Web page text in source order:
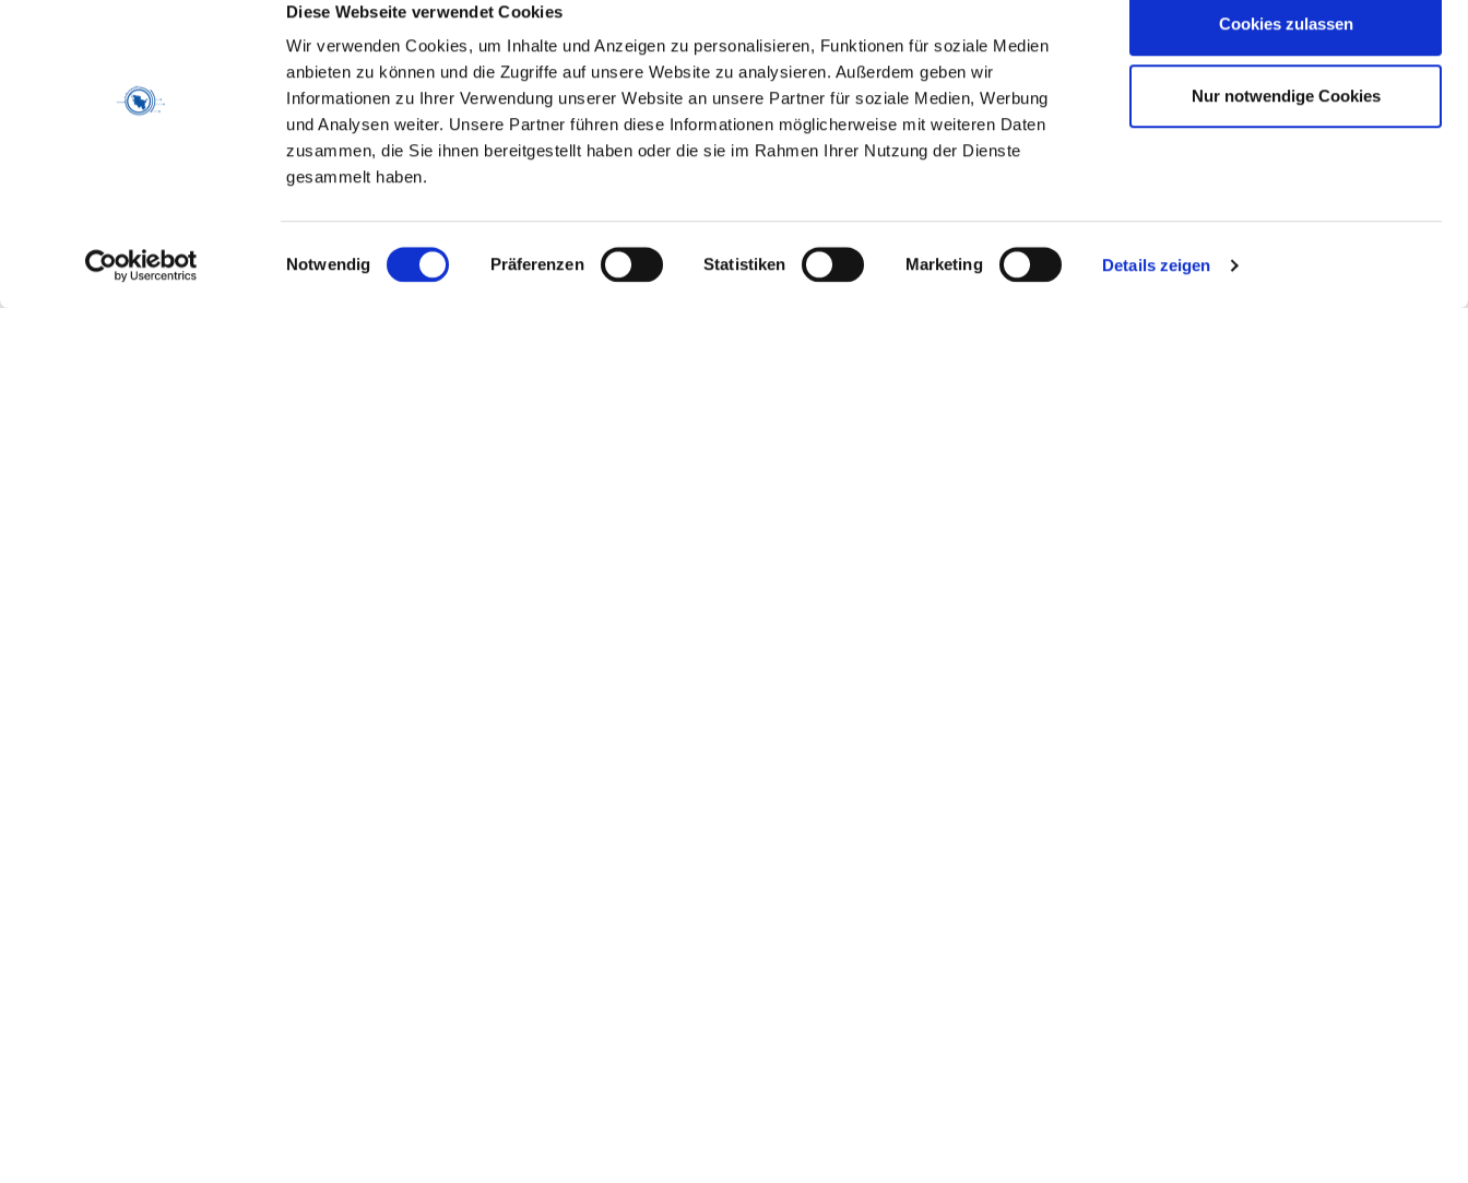
Diese Webseite verwendet Cookies
Wir verwenden Cookies, um Inhalte und Anzeigen zu personalisieren, Funktionen für soziale Medien
anbieten zu können und die Zugriffe auf unsere Website zu analysieren. Außerdem geben wir
Informationen zu Ihrer Verwendung unserer Website an unsere Partner für soziale Medien, Werbung
und Analysen weiter. Unsere Partner führen diese Informationen möglicherweise mit weiteren Daten
zusammen, die Sie ihnen bereitgestellt haben oder die sie im Rahmen Ihrer Nutzung der Dienste
gesammelt haben.
Einwilligungsauswahl
Notwendig Präferenzen Statistiken Marketing Details zeigen
Cookies zulassen
Nur notwendige Cookies